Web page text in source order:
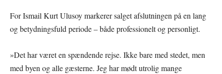
For Ismail Kurt Ulusoy markerer salget afslutningen på en lang
og betydningsfuld periode – både professionelt og personligt.
»Det har været en spændende rejse. Ikke bare med stedet, men
med byen og alle gæsterne. Jeg har mødt utrolig mange